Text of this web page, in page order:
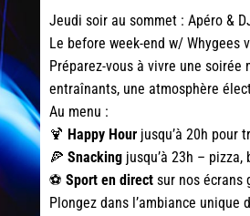
Jeudi soir au sommet : Apéro &
Le before week-end w/ Whygees
Préparez-vous à vivre une
entraînants, une atmosphère
Au menu :
🍹 Happy Hour jusqu’à 20h pour
🍕Snacking jusqu’à 23h –
⚽️Sport en direct sur nos écrans
Plongez dans l’ambiance unique